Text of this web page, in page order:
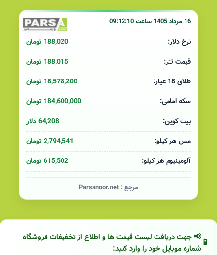
16 مرداد 1405 ساعت 09:12:10
نرخ دلار:
188,020 تومان
قیمت تتر:
188,015 تومان
طلای 18 عیار:
18,578,200 تومان
سکه امامی:
184,600,000 تومان
بیت کوین:
64,208 دلار
مس هر کیلو:
2,794,541 تومان
آلومینیوم هر کیلو:
615,502 تومان
مرجع : Parsanoor.net
📢 جهت دریافت لیست قیمت ها و اطلاع از تخفیفات فروشگاه
شماره موبایل خود را وارد کنید: